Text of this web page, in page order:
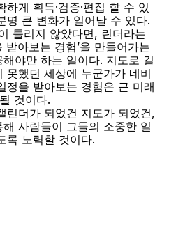
게 획득·검증·편집 할 수 있
명 큰 변화가 일어날 수 있다.
틀리지 않았다면, 린더라는
받아보는 경험’을 만들어가는
야만 하는 일이다. 지도로 길
못했던 세상에 누군가가 네비
정을 받아보는 경험은 근 미래
것이다.
린더가 되었건 지도가 되었건,
사람들이 그들의 소중한 일
록 노력할 것이다.